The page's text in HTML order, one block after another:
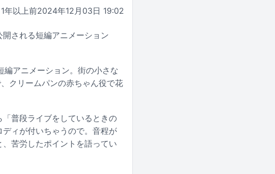
1年以上前2024年12月03日 19:02
される短編アニメーション
編アニメーション。街の小さな
クリームパンの赤ちゃん役で花
普段ライブをしているときの
ィが付いちゃうので。音程が
苦労したポイントを語ってい